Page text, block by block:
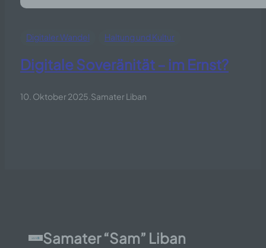
Digitaler Wandel Haltung und Kultur
Digitale Soveränität – im Ernst?
10. Oktober 2025 Samater Liban
Samater “Sam” Liban